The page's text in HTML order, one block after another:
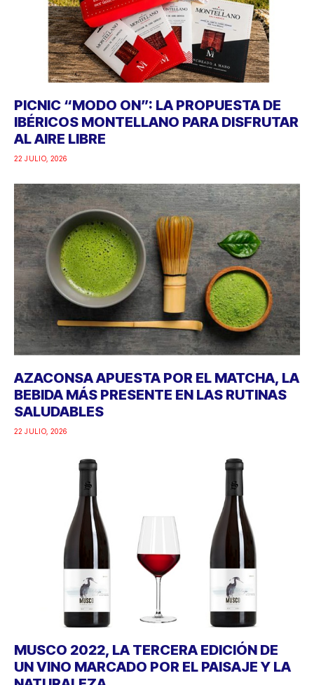
PICNIC “MODO ON”: LA PROPUESTA DE
IBÉRICOS MONTELLANO PARA DISFRUTAR
AL AIRE LIBRE
22 JULIO, 2026
AZACONSA APUESTA POR EL MATCHA, LA
BEBIDA MÁS PRESENTE EN LAS RUTINAS
SALUDABLES
22 JULIO, 2026
MUSCO 2022, LA TERCERA EDICIÓN DE
UN VINO MARCADO POR EL PAISAJE Y LA